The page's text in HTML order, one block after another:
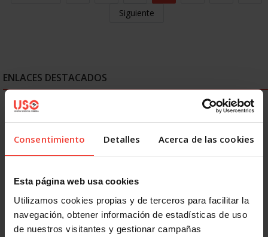
Consentimiento Detalles Acerca de las cookies
Esta página web usa cookies
Utilizamos cookies propias y de terceros para facilitar la
navegación, obtener información de estadísticas de uso
de nuestros visitantes y gestionar campañas
Siguiente
ENLACES DESTACADOS